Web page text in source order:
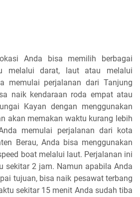
Anda bisa memilih berbagai
melalui darat, laut atau melalui
memulai perjalanan dari Tanjung
naik kendaraan roda empat atau
Kayan dengan menggunakan
akan memakan waktu kurang lebih
memulai perjalanan dari kota
Berau, Anda bisa menggunakan
boat melalui laut. Perjalanan ini
sekitar 2 jam. Namun apabila Anda
tujuan, bisa naik pesawat terbang
sekitar 15 menit Anda sudah tiba